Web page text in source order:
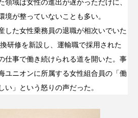
領域は女性の進出が遅かっただけに、
境が整っていないことも多い。
した女性乗務員の退職が相次いでいた
研修を新設し、運輸職で採用された
仕事で働き続けられる道を開いた。事
ユニオンに所属する女性組合員の「働
い」という怒りの声だった。